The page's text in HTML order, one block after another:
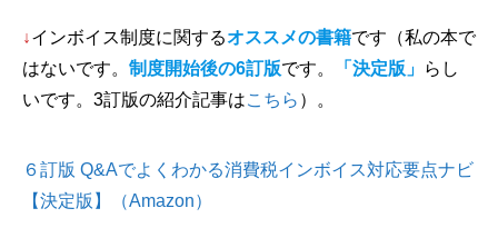
↓インボイス制度に関するオススメの書籍です（私の本で
はないです。 制度開始後の6訂版です。 「決定版」 らし
いです。3訂版の紹介記事はこちら ）。
６訂版 Q&Aでよくわかる消費税インボイス対応要点ナビ
【決定版】（Amazon）